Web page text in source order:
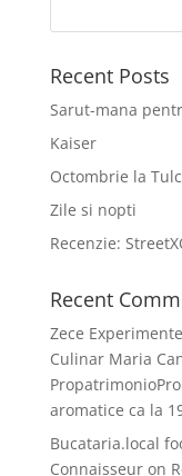
Recent Posts
Sarut-mana
Kaiser
Octombrie la
Zile si nopti
Recenzie:
Recent
Zece
Culinar Maria
aromatice ca la
Bucataria.local
Connaisseuron